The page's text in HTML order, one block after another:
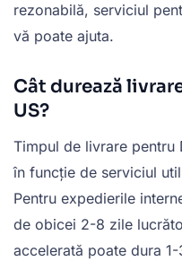
rezonabilă, serviciul
vă poate ajuta.
Cât durează
US?
Timpul de livrare pentru
în funcție de serviciul
Pentru expedierile
de obicei 2-8 zile
accelerată poate dura